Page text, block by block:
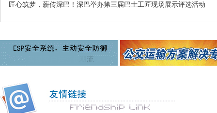
匠心筑梦，薪传深巴！深巴举办第三届巴士工匠现场展示评选活动